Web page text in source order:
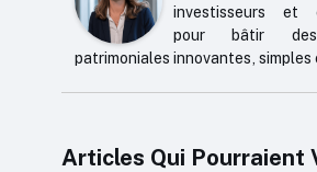
investisseurs et
pour bâtir des
patrimoniales innovantes,
Articles Qui Pourraient